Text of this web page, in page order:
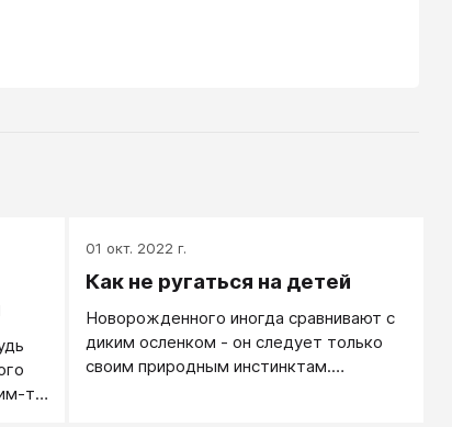
то
01 окт. 2022 г.
Как не ругаться на детей
Новорожденного иногда сравнивают с
диким осленком - он следует только
своим природным инстинктам.